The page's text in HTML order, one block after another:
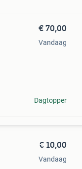
€ 70,00
Vandaag
Dagtopper
€ 10,00
Vandaag